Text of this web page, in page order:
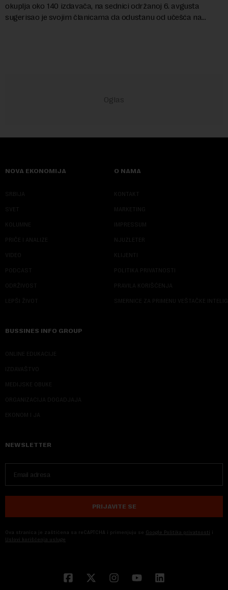
okuplja oko 140 izdavača, na sednici održanoj 6. avgusta
sugerisao je svojim članicama da odustanu od učešća na
NOVA EKONOMIJA
SRBIJA
SVET
KOLUMNE
PRIČE I ANALIZE
VIDEO
PODCAST
ODRŽIVOST
LEPŠI ŽIVOT
O NAMA
KONTAKT
MARKETING
IMPRESSUM
NJUZLETER
KLIJENTI
POLITIKA PRIVATNOSTI
PRAVILA KORIŠĆENJA
SMERNICE ZA PRIMENU VEŠTAČKE
BUSSINES INFO GROUP
ONLINE EDUKACIJE
IZDAVAŠTVO
MEDIJSKE OBUKE
ORGANIZACIJA DOGADJAJA
EKONOM I JA
NEWSLETTER
PRIJAVITE SE
Ova stranica je zaštićena sa reCAPTCHA i primenjuju se Google Politika privatnosti i
Uslovi korišćenja usluge